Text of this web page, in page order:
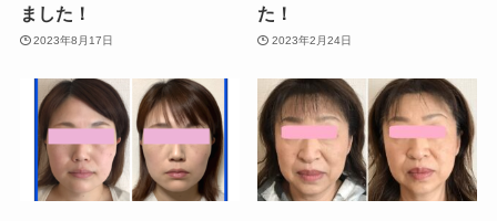
ました！
2023年8月17日
た！
2023年2月24日